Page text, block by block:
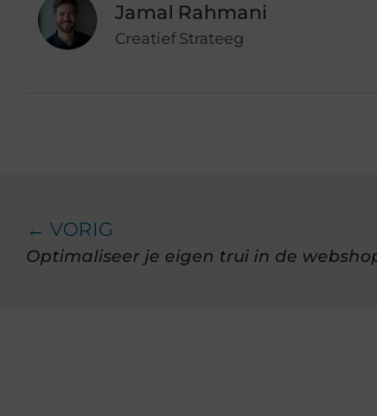
Jamal Rahmani
Creatief Strateeg
← VORIG
Optimaliseer je eigen trui in de